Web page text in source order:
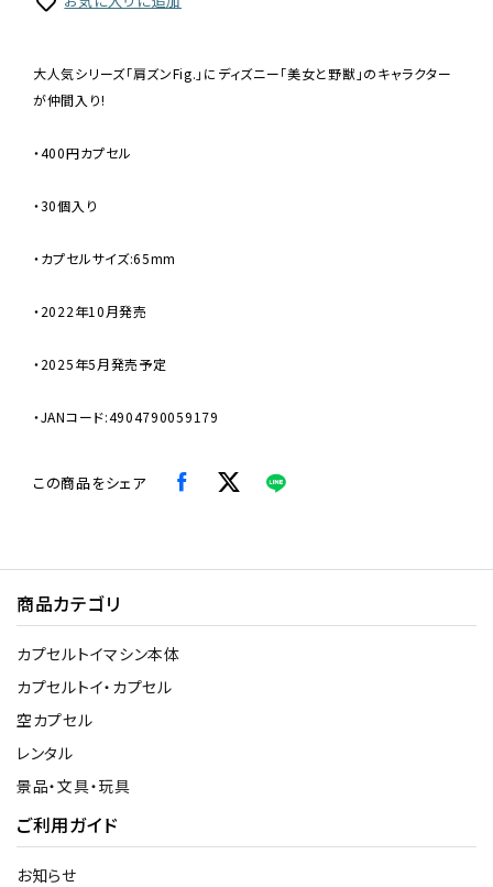
大人気シリーズ「肩ズンFig.」にディズニー「美女と野獣」のキャラクター
が仲間入り!
・400円カプセル
・30個入り
・カプセルサイズ:65mm
・2022年10月発売
・2025年5月発売予定
・JANコード:4904790059179
この商品をシェア
商品カテゴリ
カプセルトイマシン本体
カプセルトイ・カプセル
空カプセル
レンタル
景品・文具・玩具
ご利用ガイド
お知らせ